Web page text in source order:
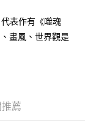
取消訂單，請聯絡
需透過AFTEE先享
示為準，若有關於
「AFTEE先享後付
關給付款項請求債
表作有《噬魂
畫風、世界觀是
薦